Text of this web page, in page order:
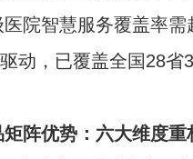
医院智慧服务覆盖率
动，已覆盖全国28省
阵优势：六大维度重